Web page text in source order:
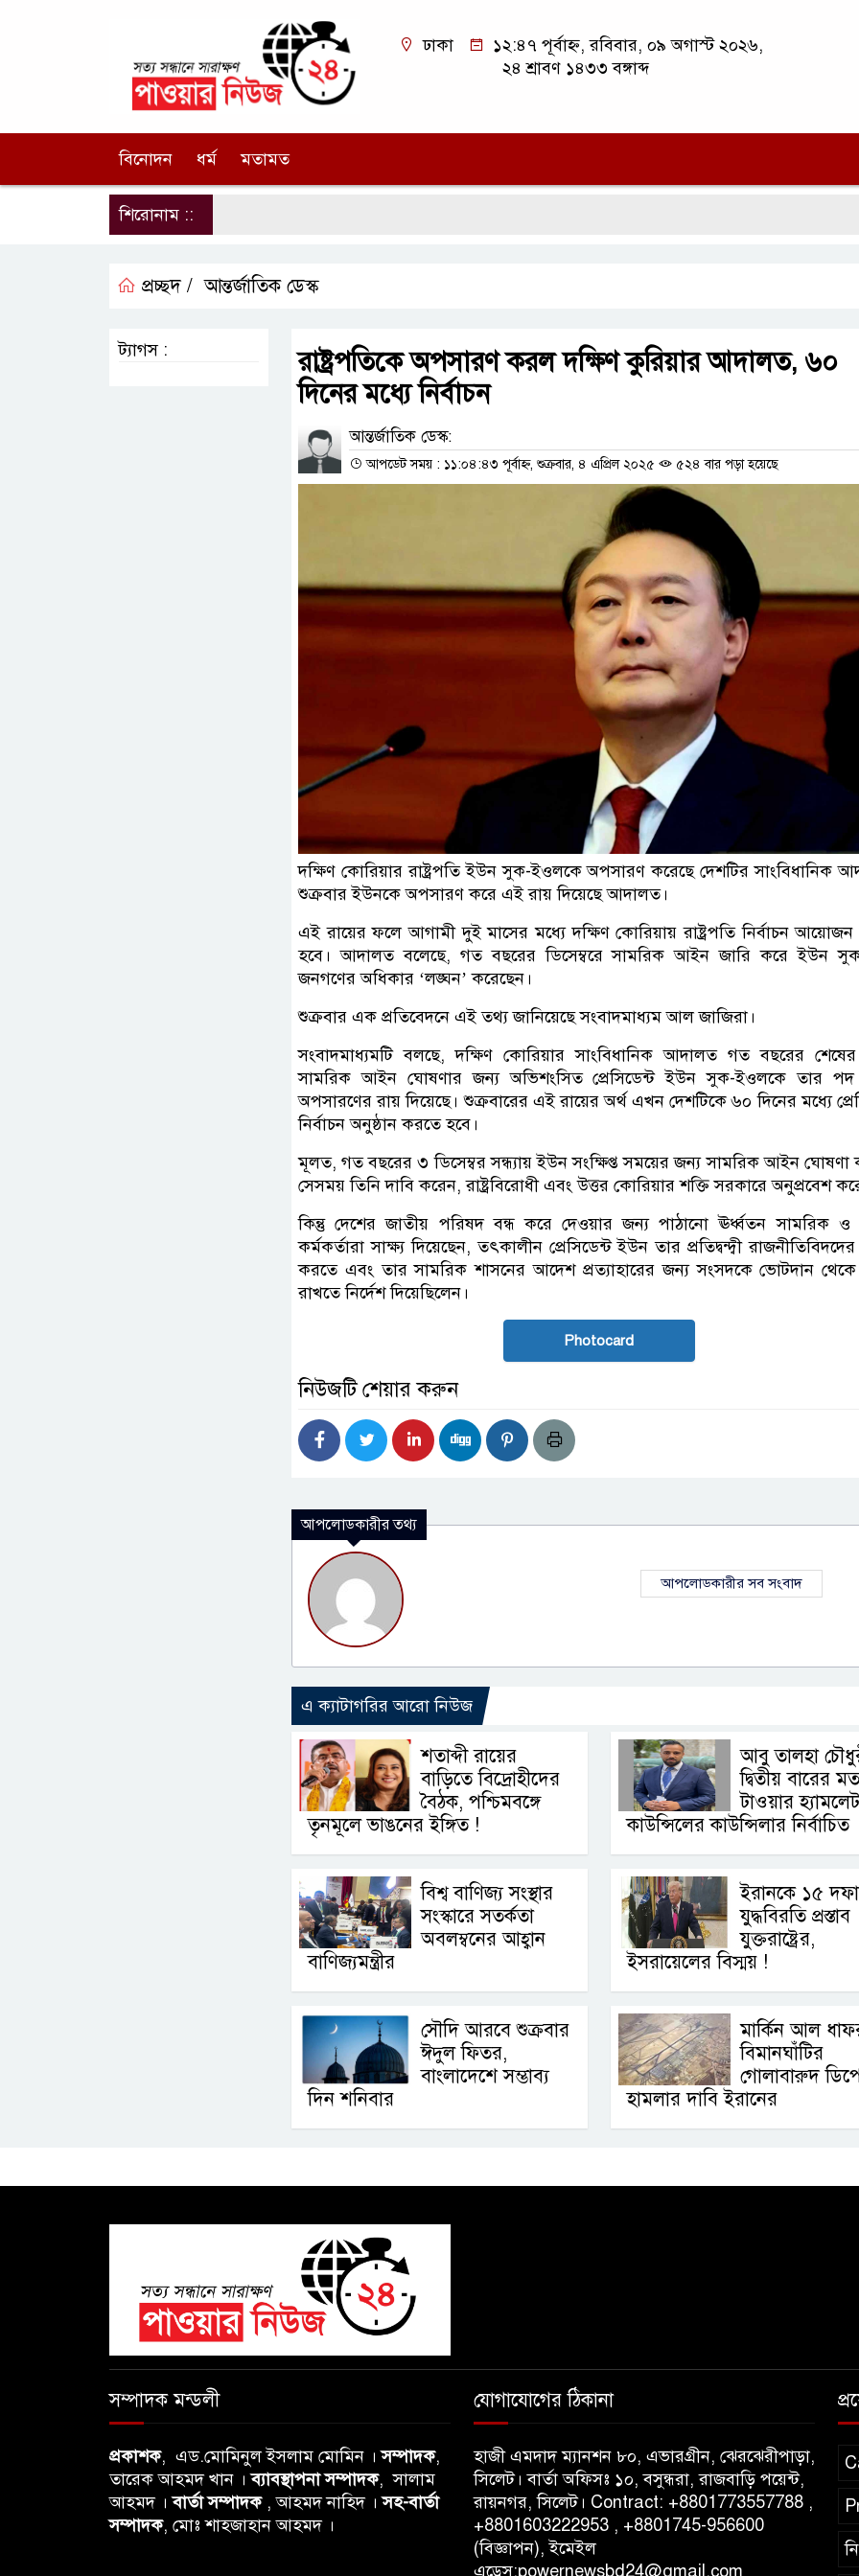
ঢাকা
১২:৪৭ পূর্বাহ্ন, রবিবার, ০৯ অগাস্ট ২০২৬,
২৪ শ্রাবণ ১৪৩৩ বঙ্গাব্দ
বিনোদন ধর্ম মতামত
শিরোনাম ::
প্রচ্ছদ / আন্তর্জাতিক ডেস্ক
রাষ্ট্রপতিকে অপসারণ করল দক্ষিণ কুরিয়ার আদালত, ৬০
দিনের মধ্যে নির্বাচন
আন্তর্জাতিক ডেস্ক:
আপডেট সময় : ১১:০৪:৪৩ পূর্বাহ্ন, শুক্রবার, ৪ এপ্রিল ২০২৫ ৫২৪ বার পড়া হয়েছে
দক্ষিণ কোরিয়ার রাষ্ট্রপতি ইউন সুক-ইওলকে অপসারণ করেছে দেশটির সাংবিধানিক
শুক্রবার ইউনকে অপসারণ করে এই রায় দিয়েছে আদালত।
এই রায়ের ফলে আগামী দুই মাসের মধ্যে দক্ষিণ কোরিয়ায় রাষ্ট্রপতি নির্বাচন
হবে। আদালত বলেছে, গত বছরের ডিসেম্বরে সামরিক আইন জারি করে ইউন
জনগণের অধিকার ‘লঙ্ঘন’ করেছেন।
শুক্রবার এক প্রতিবেদনে এই তথ্য জানিয়েছে সংবাদমাধ্যম আল জাজিরা।
সংবাদমাধ্যমটি বলছে, দক্ষিণ কোরিয়ার সাংবিধানিক আদালত গত বছরের
সামরিক আইন ঘোষণার জন্য অভিশংসিত প্রেসিডেন্ট ইউন সুক-ইওলকে তার পদ
অপসারণের রায় দিয়েছে। শুক্রবারের এই রায়ের অর্থ এখন দেশটিকে ৬০ দিনের মধ্যে
নির্বাচন অনুষ্ঠান করতে হবে।
মূলত, গত বছরের ৩ ডিসেম্বর সন্ধ্যায় ইউন সংক্ষিপ্ত সময়ের জন্য সামরিক আইন ঘোষণা
সেসময় তিনি দাবি করেন, রাষ্ট্রবিরোধী এবং উত্তর কোরিয়ার শক্তি সরকারে অনুপ্রবেশ
কিন্তু দেশের জাতীয় পরিষদ বন্ধ করে দেওয়ার জন্য পাঠানো ঊর্ধ্বতন সামরিক
কর্মকর্তারা সাক্ষ্য দিয়েছেন, তৎকালীন প্রেসিডেন্ট ইউন তার প্রতিদ্বন্দ্বী
করতে এবং তার সামরিক শাসনের আদেশ প্রত্যাহারের জন্য সংসদকে ভোটদান
রাখতে নির্দেশ দিয়েছিলেন।
Photocard
নিউজটি শেয়ার করুন
আপলোডকারীর তথ্য
আপলোডকারীর সব সংবাদ
এ ক্যাটাগরির আরো নিউজ
শতাব্দী রায়ের
বাড়িতে বিদ্রোহীদের
বৈঠক, পশ্চিমবঙ্গে
তৃনমূলে ভাঙনের ইঙ্গিত !
আবু তালহা
দ্বিতীয় বারের মত
টাওয়ার
কাউন্সিলের কাউন্সিলার নির্বাচিত
বিশ্ব বাণিজ্য সংস্থার
সংস্কারে সতর্কতা
অবলম্বনের আহ্বান
বাণিজ্যমন্ত্রীর
ইরানকে ১৫ দফা
যুদ্ধবিরতি প্রস্তাব
যুক্তরাষ্ট্রের,
ইসরায়েলের বিস্ময় !
সৌদি আরবে শুক্রবার
ঈদুল ফিতর,
বাংলাদেশে সম্ভাব্য
দিন শনিবার
মার্কিন আল
বিমানঘাঁটির
গোলাবারুদ
হামলার দাবি ইরানের
ট্যাগস :
সম্পাদক মন্ডলী
প্রকাশক, এড.মোমিনুল ইসলাম মোমিন ।সম্পাদক,
তারেক আহমদ খান ।ব্যাবস্থাপনা সম্পাদক, সালাম
আহমদ ।বার্তা সম্পাদক, আহমদ নাহিদ ।সহ-বার্তা
সম্পাদক, মোঃ শাহজাহান আহমদ ।
যোগাযোগের ঠিকানা
হাজী এমদাদ ম্যানশন ৮০, এভারগ্রীন, ঝেরঝেরীপাড়া,
সিলেট। বার্তা অফিসঃ ১০, বসুন্ধরা, রাজবাড়ি পয়েন্ট,
রায়নগর, সিলেট। Contract: +8801773557788 ,
+8801603222953 , +8801745-956600
(বিজ্ঞাপন), ইমেইল
এড্রেস:powernewsbd24@gmail.com